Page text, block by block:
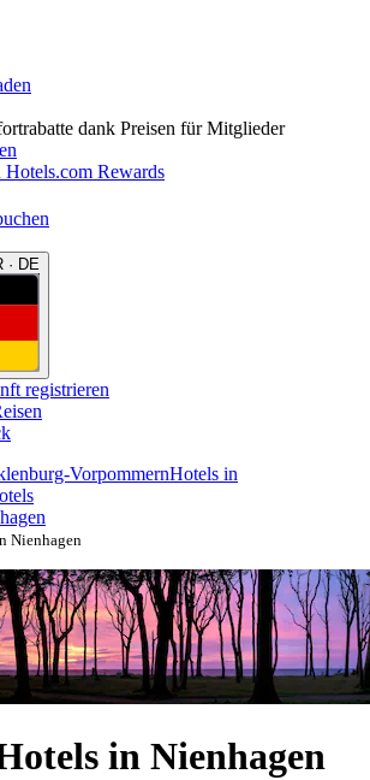
dank Preisen für Mitglieder
Hotels.com Rewards
· DE
registrieren
VorpommernHotels in
Nienhagen
in Nienhagen